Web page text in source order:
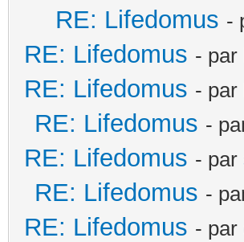
RE: Lifedomus -
RE: Lifedomus - par
RE: Lifedomus - par
RE: Lifedomus -
RE: Lifedomus - par
RE: Lifedomus -
RE: Lifedomus - par